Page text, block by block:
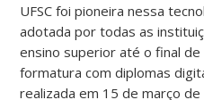
UFSC foi pioneira nessa
adotada por todas as
ensino superior até o final
formatura com diplomas
realizada em 15 de março